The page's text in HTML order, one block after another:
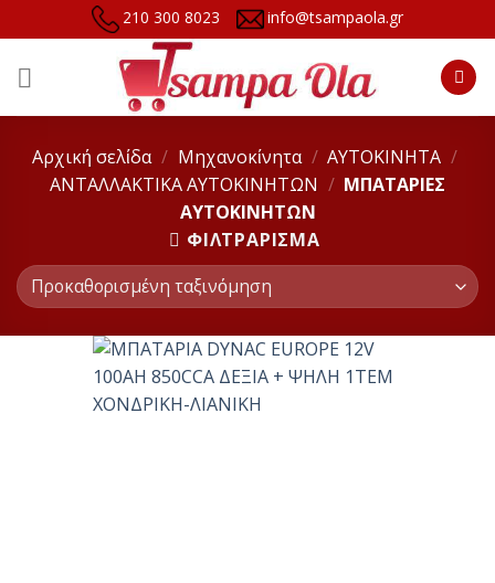
to
content
210 300 8023 info@tsampaola.gr
Αρχική σελίδα / Μηχανοκίνητα / ΑΥΤΟΚΙΝΗΤΑ /
ΑΝΤΑΛΛΑΚΤΙΚΑ ΑΥΤΟΚΙΝΗΤΩΝ /
ΜΠΑΤΑΡΙΕΣ
ΑΥΤΟΚΙΝΗΤΩΝ
ΦΙΛΤΡΆΡΙΣΜΑ